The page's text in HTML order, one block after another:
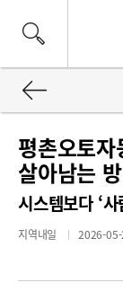
평촌오토
살아남는
시스템보다 ‘
지역내일 2026-